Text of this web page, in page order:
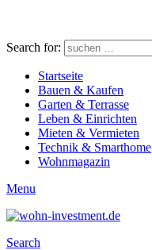
Search for:
Startseite
Bauen & Kaufen
Garten & Terrasse
Leben & Einrichten
Mieten & Vermieten
Technik & Smarthome
Wohnmagazin
Menu
Search